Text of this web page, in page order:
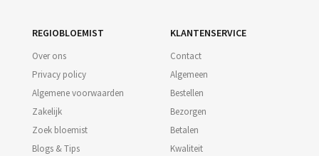
REGIOBLOEMIST
Over ons
Privacy policy
Algemene voorwaarden
Zakelijk
Zoek bloemist
Blogs & Tips
KLANTENSERVICE
Contact
Algemeen
Bestellen
Bezorgen
Betalen
Kwaliteit